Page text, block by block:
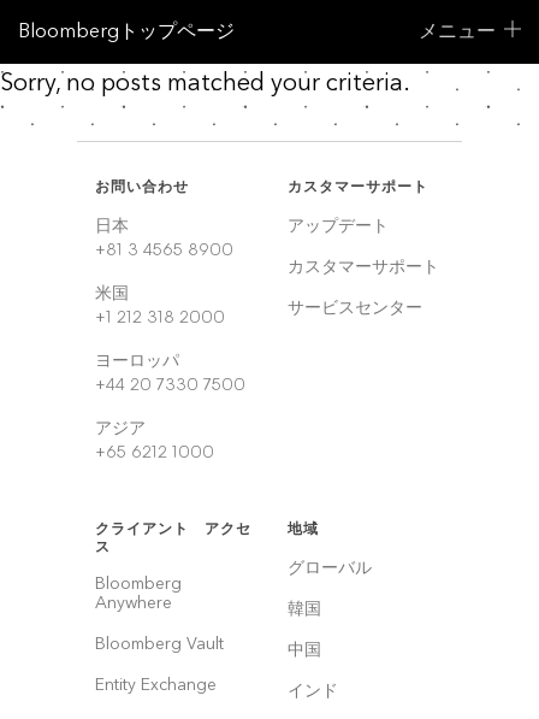
Bloombergトップページ メニュー
Sorry, no posts matched your criteria.
お問い合わせ
日本
+81 3 4565 8900
米国
+1 212 318 2000
ヨーロッパ
+44 20 7330 7500
アジア
+65 6212 1000
カスタマーサポート
アップデート
カスタマーサポート
サービスセンター
クライアント アクセ
ス
Bloomberg
Anywhere
Bloomberg Vault
Entity Exchange
地域
グローバル
韓国
中国
インド